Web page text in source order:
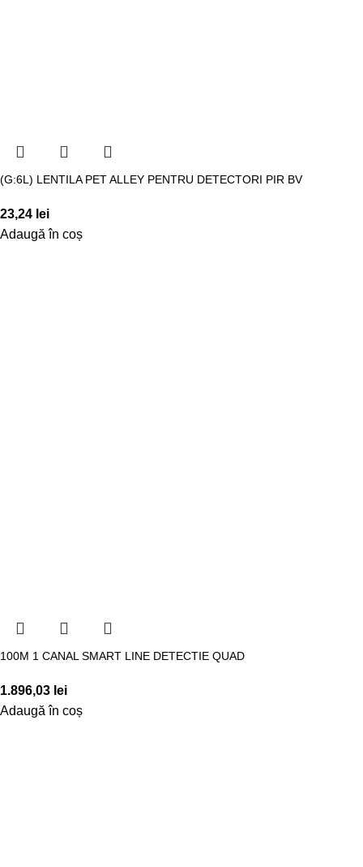
(G:6L) LENTILA PET ALLEY PENTRU DETECTORI PIR BV
23,24 lei
Adaugă în coș
100M 1 CANAL SMART LINE DETECTIE QUAD
1.896,03 lei
Adaugă în coș